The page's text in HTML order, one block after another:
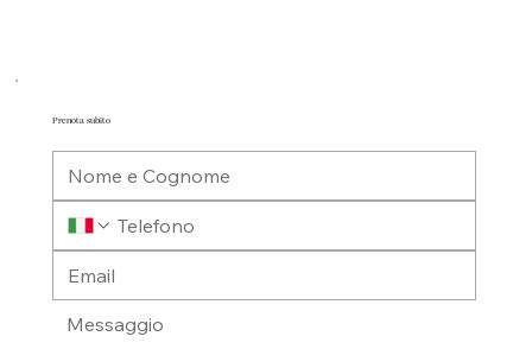
Prenota subito